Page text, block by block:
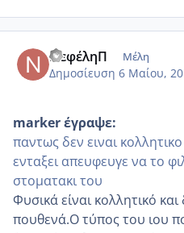
ΝεφέληΠ Μέλη
Δημοσίευση 6 Μαίου,
marker έγραψε:
παντως δεν ειναι κολλητικο
ενταξει απευφευγε να το
στοματακι του
Φυσικά είναι κολλητικό
πουθενά.Ο τύπος του ιου